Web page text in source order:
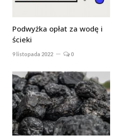
Podwyżka opłat za wodę i
ścieki
9 listopada 2022 0